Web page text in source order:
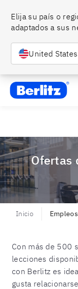
Habla bien inglés y
Elija su país o
adaptados a sus
United States
Berlitz MX
Ofertas de empleo en Berlitz
Inicio Empleos
Con más de 500
lecciones
con Berlitz es
gusta